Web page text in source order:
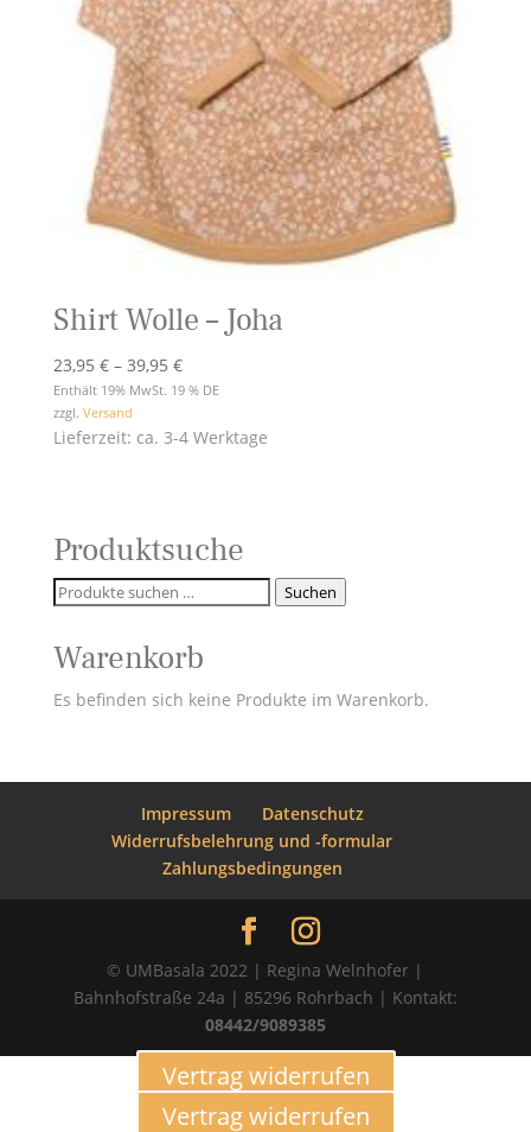
Shirt Wolle – Joha
23,95 € – 39,95 €Preisspanne:
23,95 €
39,95 €
Enthält 19% MwSt. 19 % DE
zzgl. Versand
Lieferzeit: ca. 3-4 Werktage
Produktsuche
Suchen
Suchen
Warenkorb
Es befinden sich keine Produkte im Warenkorb.
Impressum
Datenschutz
Widerrufsbelehrung und -formular
Zahlungsbedingungen
© UMBasala 2022 | Regina Welnhofer |
Bahnhofstraße 24a | 85296 Rohrbach | Kontakt:
08442/9089385
Vertrag widerrufen
Vertrag widerrufen